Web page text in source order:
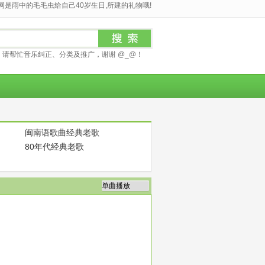
是雨中的毛毛虫给自己40岁生日,所建的礼物哦!
帮忙音乐纠正、分类及推广，谢谢 @_@！
闽南语歌曲经典老歌
80年代经典老歌